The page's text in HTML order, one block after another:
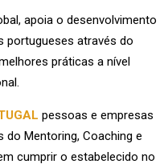
apoia o desenvolvimento
portugueses através do
práticas a nível
pessoas e empresas
Mentoring, Coaching e
cumprir o estabelecido no